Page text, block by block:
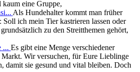
kaum eine Gruppe,
Als Hundehalter kommt man früher
Soll ich mein Tier kastrieren lassen oder
zu den Streitthemen gehört,
... Es gibt eine Menge verschiedener
Wir versuchen, für Eure Lieblinge
damit sie gesund und vital bleiben. Doch